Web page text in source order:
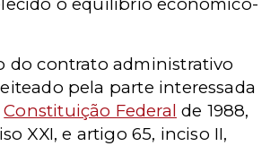
o equilíbrio econômico-
do contrato administrativo
pela parte interessada
Constituição Federal de 1988,
XXI, e artigo 65, inciso II,